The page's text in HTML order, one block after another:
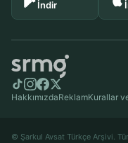
İndir
HakkımızdaReklamKurallar
© Şarkul Avsat Türkçe Arşivi.